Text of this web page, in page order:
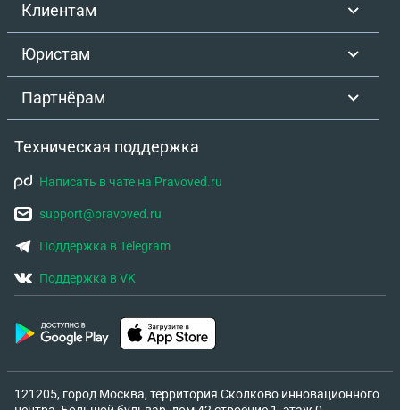
Клиентам
Юристам
Партнёрам
Техническая поддержка
Написать в чате на Pravoved.ru
support@pravoved.ru
Поддержка в Telegram
Поддержка в VK
121205, город Москва, территория Сколково инновационного